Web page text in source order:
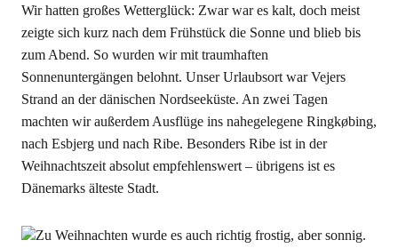
Wir hatten großes Wetterglück: Zwar war es kalt, doch meist
zeigte sich kurz nach dem Frühstück die Sonne und blieb bis
zum Abend. So wurden wir mit traumhaften
Sonnenuntergängen belohnt. Unser Urlaubsort war Vejers
Strand an der dänischen Nordseeküste. An zwei Tagen
machten wir außerdem Ausflüge ins nahegelegene Ringkøbing,
nach Esbjerg und nach Ribe. Besonders Ribe ist in der
Weihnachtszeit absolut empfehlenswert – übrigens ist es
Dänemarks älteste Stadt.